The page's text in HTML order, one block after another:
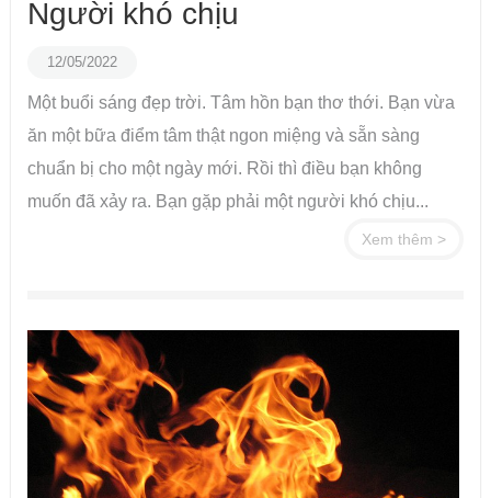
Người khó chịu
12/05/2022
Một buổi sáng đẹp trời. Tâm hồn bạn thơ thới. Bạn vừa
ăn một bữa điểm tâm thật ngon miệng và sẵn sàng
chuẩn bị cho một ngày mới. Rồi thì điều bạn không
muốn đã xảy ra. Bạn gặp phải một người khó chịu...
Xem thêm >